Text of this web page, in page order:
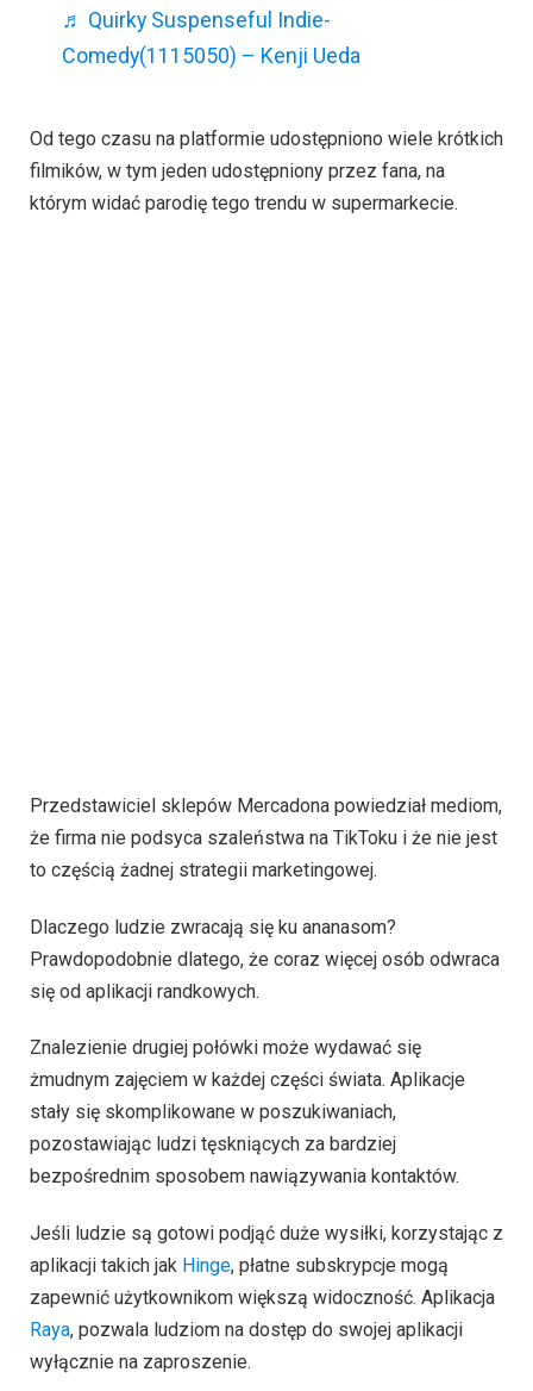
♬ Quirky Suspenseful Indie-
Comedy(1115050) – Kenji Ueda
Od tego czasu na platformie udostępniono wiele krótkich
filmików, w tym jeden udostępniony przez fana, na
którym widać parodię tego trendu w supermarkecie.
Przedstawiciel sklepów Mercadona powiedział mediom,
że firma nie podsyca szaleństwa na TikToku i że nie jest
to częścią żadnej strategii marketingowej.
Dlaczego ludzie zwracają się ku ananasom?
Prawdopodobnie dlatego, że coraz więcej osób odwraca
się od aplikacji randkowych.
Znalezienie drugiej połówki może wydawać się
żmudnym zajęciem w każdej części świata. Aplikacje
stały się skomplikowane w poszukiwaniach,
pozostawiając ludzi tęskniących za bardziej
bezpośrednim sposobem nawiązywania kontaktów.
Jeśli ludzie są gotowi podjąć duże wysiłki, korzystając z
aplikacji takich jak Hinge, płatne subskrypcje mogą
zapewnić użytkownikom większą widoczność. Aplikacja
Raya, pozwala ludziom na dostęp do swojej aplikacji
wyłącznie na zaproszenie.